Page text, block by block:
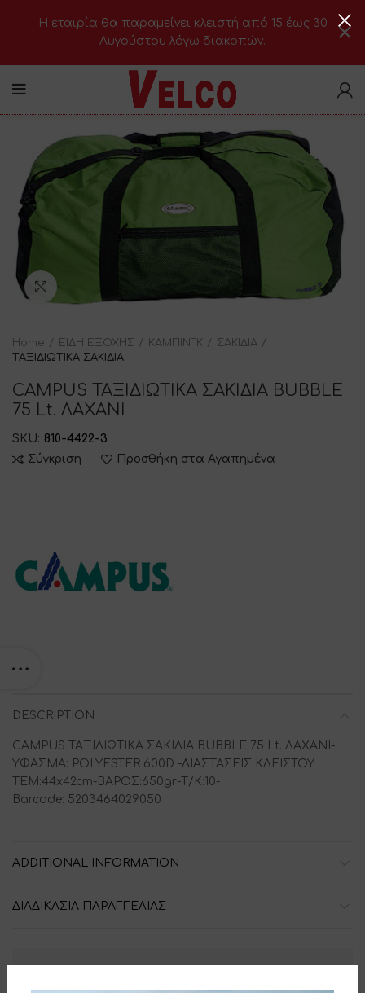
Home ΕΙΔΗ ΕΞΟΧΗΣ ΚΑΜΠΙΝΓΚ
ΣΑΚΙΔΙΑ
ΤΑΞΙΔΙΩΤΙΚΑ ΣΑΚΙΔΙΑ
CAMPUS ΤΑΞΙΔΙΩΤΙΚΑ ΣΑΚΙΔΙΑ BUBBLE
75 Lt. ΛΑΧΑΝΙ
SKU: 810-4422-3
Σύγκριση
Προσθήκη στα Αγαπημένα
DESCRIPTION
CAMPUS ΤΑΞΙΔΙΩΤΙΚΑ ΣΑΚΙΔΙΑ BUBBLE 75 Lt. ΛΑΧΑΝΙ-
ΥΦΑΣΜΑ: POLYESTER 600D -ΔΙΑΣΤΑΣΕΙΣ ΚΛΕΙΣΤΟΥ
ΤΕΜ:44x42cm-ΒΑΡΟΣ:650gr-Τ/Κ:10-
Barcode: 5203464029050
ADDITIONAL INFORMATION
ΔΙΑΔΙΚΑΣΙΑ ΠΑΡΑΓΓΕΛΙΑΣ
H εταιρία θα παραμείνει κλειστή από 15 έως 30
Αυγούστου λόγω διακοπών.